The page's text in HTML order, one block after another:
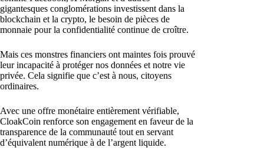
gigantesques conglomérations investissent dans la
blockchain et la crypto, le besoin de pièces de
monnaie pour la confidentialité continue de croître.
Mais ces monstres financiers ont maintes fois prouvé
leur incapacité à protéger nos données et notre vie
privée. Cela signifie que c’est à nous, citoyens
ordinaires.
Avec une offre monétaire entièrement vérifiable,
CloakCoin renforce son engagement en faveur de la
transparence de la communauté tout en servant
d’équivalent numérique à de l’argent liquide.